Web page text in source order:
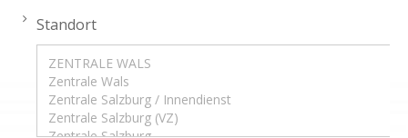
Standort